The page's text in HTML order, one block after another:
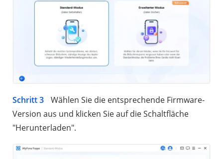
Schritt 3
Wählen Sie die entsprechende Firmware-
Version aus und klicken Sie auf die Schaltfläche
"Herunterladen".